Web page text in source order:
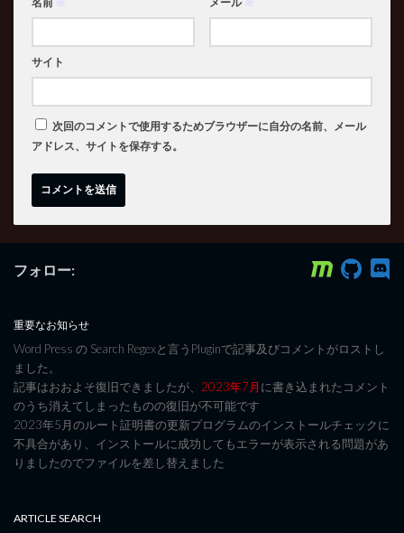
サイト
次回のコメントで使用するためブラウザーに自分の名前、メール
アドレス、サイトを保存する。
フォロー:
重要なお知らせ
Word Press の Search Regexと言うPluginで記事及びコメントがロストし
ました。
記事はおおよそ復旧できましたが、 2023年7月に書き込まれたコメント
のうち消えてしまったものの復旧が不可能です
2023年5月のルート証明書の更新プログラムのインストールチェックに
不具合があり、インストールに成功してもエラーが表示される問題があ
りましたのでファイルを差し替えました
ARTICLE SEARCH